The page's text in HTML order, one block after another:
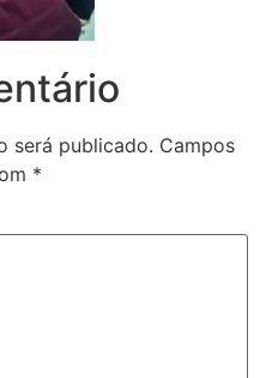
será publicado. Campos
*